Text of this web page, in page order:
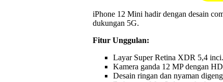
iPhone 12 Mini hadir dengan desain
dukungan 5G.
Fitur Unggulan:
Layar Super Retina XDR 5,4 inci.
Kamera ganda 12 MP dengan
Desain ringan dan nyaman